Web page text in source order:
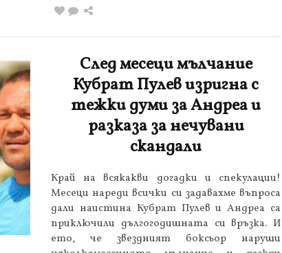
След месеци мълчание
Кубрат Пулев изригна с
тежки думи за Андреа и
разказа за нечувани
скандали
Край на всякакви догадки и спекулации!
Месеци нареди всички си задавахме въпроса
дали наистина Кубрат Пулев и Андреа са
приключили дългогодишната си връзка. И
ето, че звездният боксьор наруши